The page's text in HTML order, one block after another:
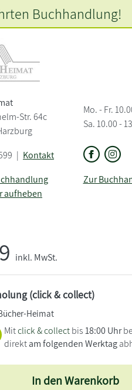
Str. 64c
Mo. - Fr.
Sa. 10.00 -
| Kontakt
aufheben
Zur
Buchhandlung!
inkl. MwSt.
(click & collect)
Heimat
Mitclick & collect bis18:00 Uhr
direktam folgenden Werktag
In den Warenkorb